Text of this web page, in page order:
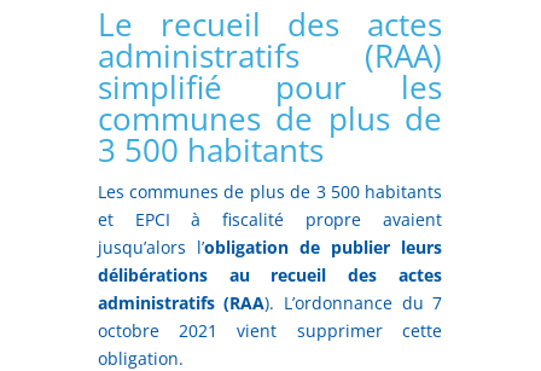
Le recueil des actes
administratifs (RAA)
simplifié pour les
communes de plus de
3 500 habitants
Les communes de plus de 3 500 habitants
et EPCI à fiscalité propre avaient
jusqu’alors l’obligation de publier leurs
délibérations au recueil des actes
administratifs (RAA). L’ordonnance du 7
octobre 2021 vient supprimer cette
obligation.